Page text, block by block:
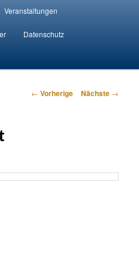
Veranstaltungen
Datenschutz
Artikelnavigation
← Vorherige Nächste →